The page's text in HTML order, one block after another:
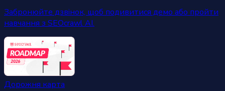
Забронюйте дзвінок, щоб подивитися демо або пройти
навчання з SEOcrawl AI.
Дорожня карта